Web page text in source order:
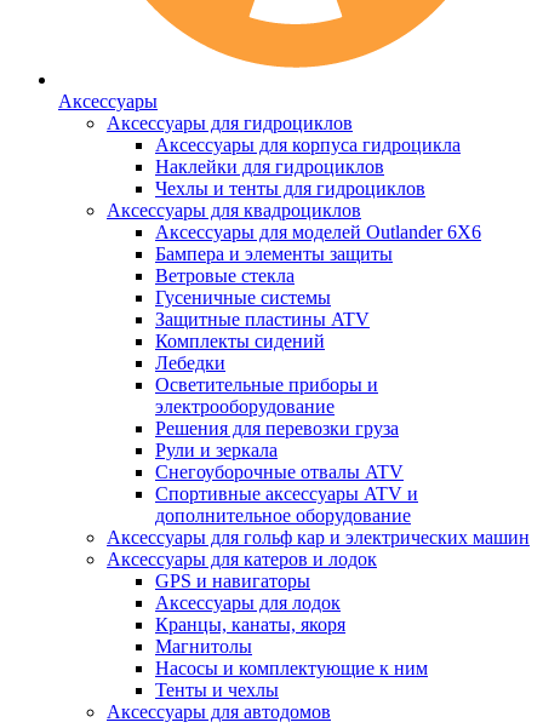
Аксессуары
Аксессуары для гидроциклов
Аксессуары для корпуса гидроцикла
Наклейки для гидроциклов
Чехлы и тенты для гидроциклов
Аксессуары для квадроциклов
Аксессуары для моделей Outlander 6X6
Бампера и элементы защиты
Ветровые стекла
Гусеничные системы
Защитные пластины ATV
Комплекты сидений
Лебедки
Осветительные приборы и
электрооборудование
Решения для перевозки груза
Рули и зеркала
Снегоуборочные отвалы ATV
Спортивные аксессуары ATV и
дополнительное оборудование
Аксессуары для гольф кар и электрических машин
Аксессуары для катеров и лодок
GPS и навигаторы
Аксессуары для лодок
Кранцы, канаты, якоря
Магнитолы
Насосы и комплектующие к ним
Тенты и чехлы
Аксессуары для автодомов